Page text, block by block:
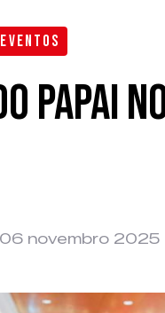
Papai
novembro 2025